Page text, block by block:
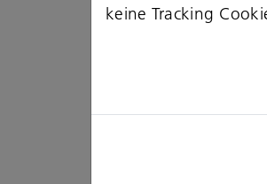
Bürostandort
keine Tracking